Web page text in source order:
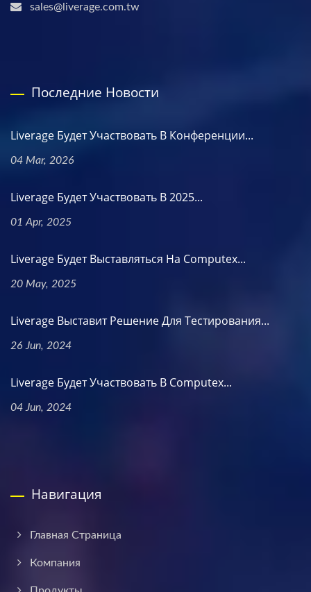
sales@liverage.com.tw
Последние Новости
Liverage Будет Участвовать В Конференции...
04 Mar, 2026
Liverage Будет Участвовать В 2025...
01 Apr, 2025
Liverage Будет Выставляться На Computex...
20 May, 2025
Liverage Выставит Решение Для Тестирования...
26 Jun, 2024
Liverage Будет Участвовать В Computex...
04 Jun, 2024
Навигация
Главная Страница
Компания